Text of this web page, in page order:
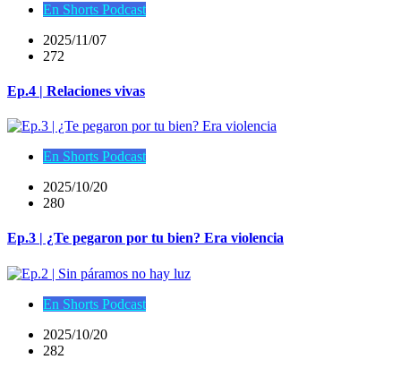
En Shorts Podcast
2025/11/07
272
Ep.4 | Relaciones vivas
En Shorts Podcast
2025/10/20
280
Ep.3 | ¿Te pegaron por tu bien? Era violencia
En Shorts Podcast
2025/10/20
282